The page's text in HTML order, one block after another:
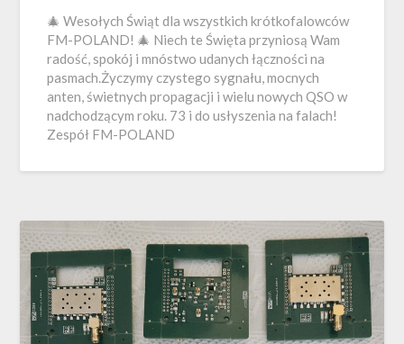
🎄 Wesołych Świąt dla wszystkich krótkofalowców
FM-POLAND! 🎄 Niech te Święta przyniosą Wam
radość, spokój i mnóstwo udanych łączności na
pasmach.Życzymy czystego sygnału, mocnych
anten, świetnych propagacji i wielu nowych QSO w
nadchodzącym roku. 73 i do usłyszenia na falach!
Zespół FM-POLAND